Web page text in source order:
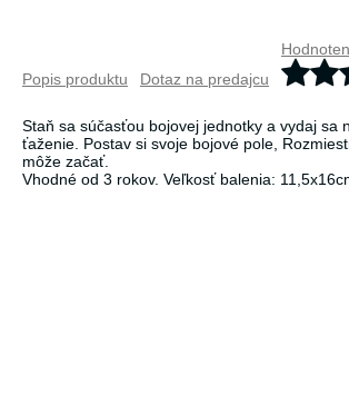
Popis produktu Dotaz na predajcu
Staň sa súčasťou bojovej jednotky a vydaj sa
ťaženie. Postav si svoje bojové pole,
môže začať.
Vhodné od 3 rokov. Veľkosť balenia: